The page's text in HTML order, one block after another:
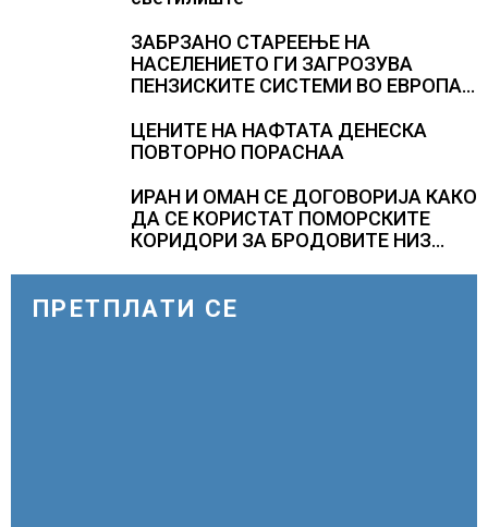
ЗАБРЗАНО СТАРЕЕЊЕ НА
НАСЕЛЕНИЕТО ГИ ЗАГРОЗУВА
ПЕНЗИСКИТЕ СИСТЕМИ ВО ЕВРОПА и
ЦЕНИТЕ НА НАФТАТА ДЕНЕСКА
ПОВТОРНО ПОРАСНАА
ИРАН И ОМАН СЕ ДОГОВОРИЈА КАКО
ДА СЕ КОРИСТАТ ПОМОРСКИТЕ
КОРИДОРИ ЗА БРОДОВИТЕ НИЗ
ПРЕТПЛАТИ СЕ